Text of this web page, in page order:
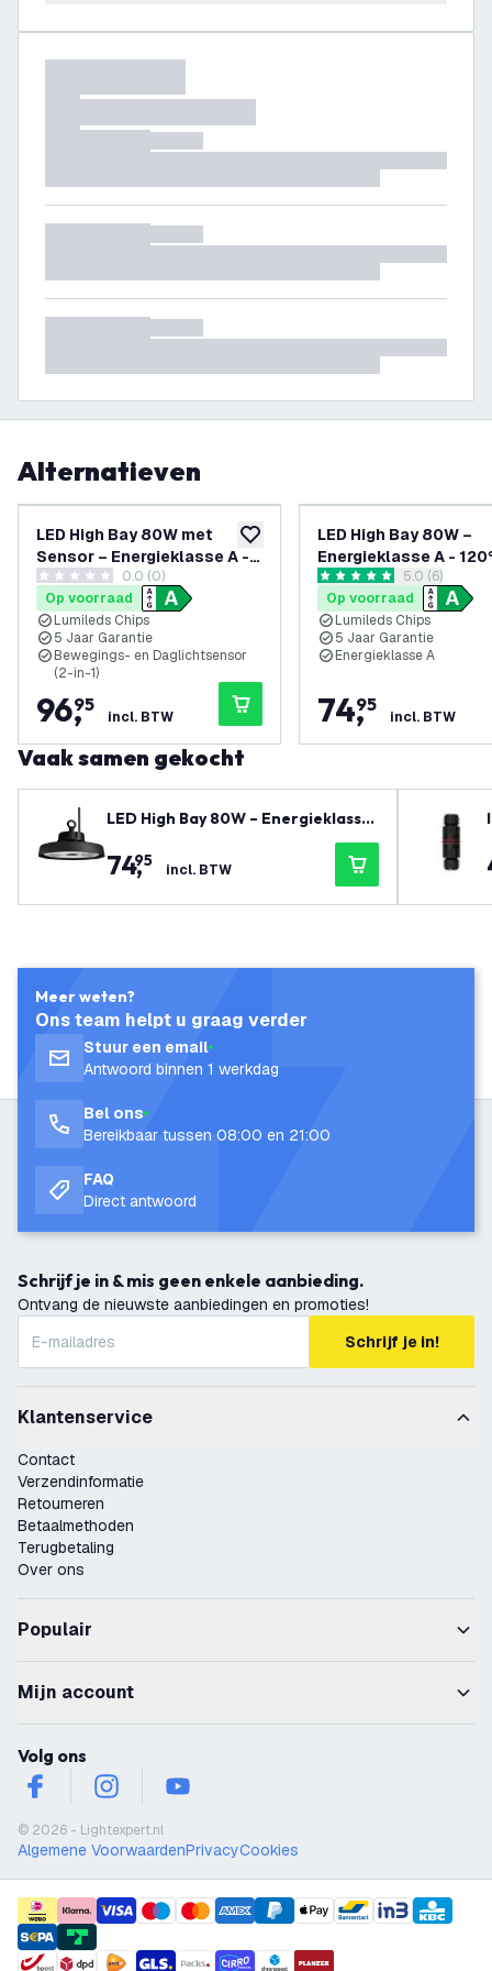
Alternatieven
toevoegen aan verlanglijst
LED High Bay 80W met
Sensor – Energieklasse A -
120° - 192lm/W - 6000K -
IP65 - Dimbaar - 5 Jaar
Garantie
0 score sterren0.0 (0)
Op voorraad
Lumileds Chips
5 Jaar Garantie
Bewegings- en Daglichtsensor
(2-in-1)
96,
95
incl. BTW
LED High Bay 80W –
Energieklasse A -
192lm/W - 4000K -
Dimbaar - 5 Jaar
reviews
5 score sterren5.0 (6)
Op voorraad
Lumileds Chips
5 Jaar Garantie
Energieklasse A
74,
95
incl. BTW
Vaak samen gekocht
LED High Bay 80W – Energieklasse
A - 120° - 192lm/W - 4000K - IP65 -
Dimbaar - 5 Jaar Garantie
74,
95 incl. BTW
Meer weten?
Ons team helpt u graag verder
Stuur een email
Antwoord binnen 1 werkdag
Bel ons
Bereikbaar tussen 08:00 en 21:00
FAQ
Direct antwoord
Schrijf je in & mis geen enkele aanbieding.
Ontvang de nieuwste aanbiedingen en promoties!
Schrijf je in!
Klantenservice
Contact
Verzendinformatie
Retourneren
Betaalmethoden
Terugbetaling
Over ons
Populair
Mijn account
Volg ons
facebookinstagramyoutube
© 2026 - Lightexpert.nl
Algemene VoorwaardenPrivacyCookies
payment methods